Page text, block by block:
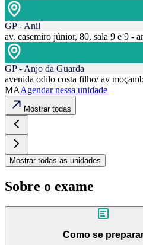
GP - Anil
av. casemiro júnior, 80, sala 9 e 9 -
GP - Anjo da Guarda
avenida odilo costa filho/ av
MAAgendar nessa unidade
Mostrar todas
Mostrar todas as unidades
Sobre o exame
Como se